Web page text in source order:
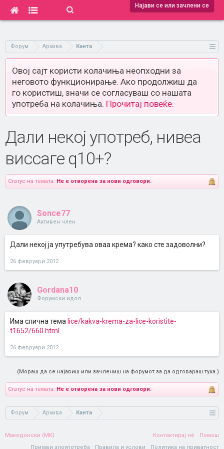
Најави се или зачлени се
Форум Архива Канта
Овој сајт користи колачиња неопходни за
неговото функционирање. Ако продолжиш да
го користиш, значи се согласуваш со нашата
употреба на колачиња. Прочитај повеќе.
Дали некој употреб, нивеа
виссаге q10+?
Статус на темата: Не е отворена за нови одговори.
Sonce77
Активен член
Дали некој ја упутребува оваа крема? како сте задоволни?
26 февруари 2012
Gordana10
Форумски идол
Има слична тема lice/kakva-krema-za-lice-koristite-
t1652/660.html
26 февруари 2012
(Мораш да се најавиш или зачлениш на форумот за да одговараш тука.)
Статус на темата: Не е отворена за нови одговори.
Форум Архива Канта
Македонски (MK) Контактирај нè
Помош
Пријави злоупотреба
Правила и услови Политика на приватност